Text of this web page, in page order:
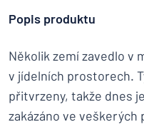
Popis produktu
Několik zemí zavedlo v
v jídelních prostorech.
přitvrzeny, takže dnes
zakázáno ve